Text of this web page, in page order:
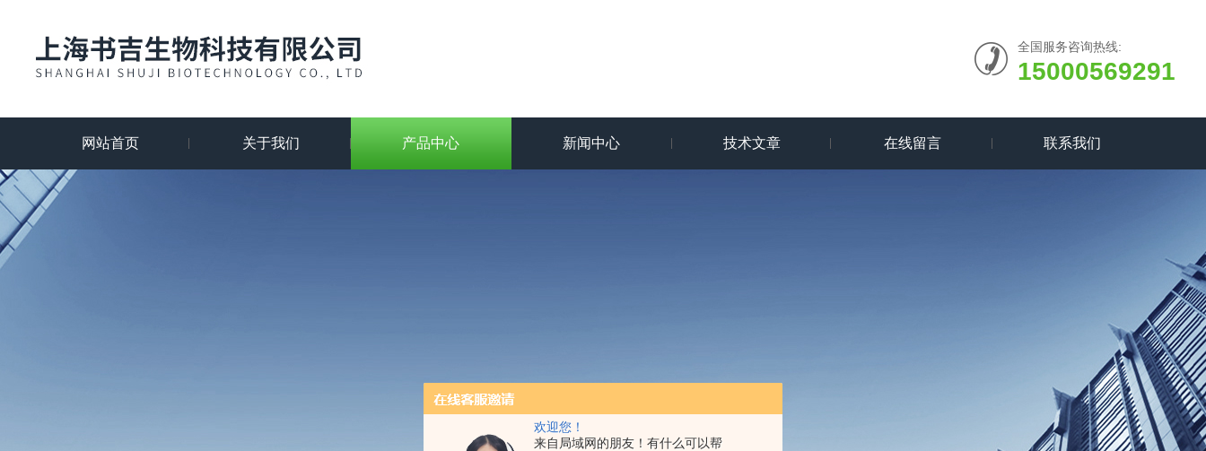
欢迎您！
来自局域网的朋友！有什么可以帮
全国服务咨询热线:
15000569291
网站首页 关于我们 产品中心 新闻中心 技术文章 在线留言 联系我们